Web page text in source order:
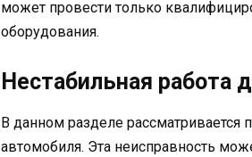
может провести только
оборудования.
Нестабильная работа
В данном разделе рассматривается
автомобиля. Эта неисправность